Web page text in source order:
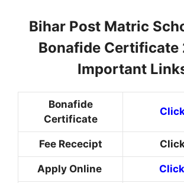
Bihar Post Matric
Bonafide Certificate
Important
Bonafide
Certificate
Fee Rececipt
Apply Online